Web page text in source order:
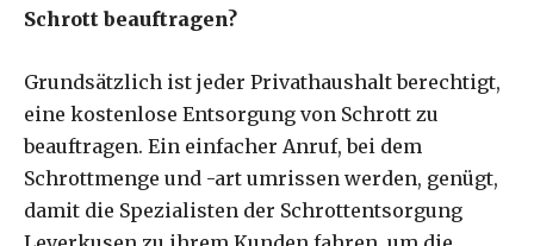
Schrott beauftragen?
Grundsätzlich ist jeder Privathaushalt berechtigt,
eine kostenlose Entsorgung von Schrott zu
beauftragen. Ein einfacher Anruf, bei dem
Schrottmenge und -art umrissen werden, genügt,
damit die Spezialisten der Schrottentsorgung